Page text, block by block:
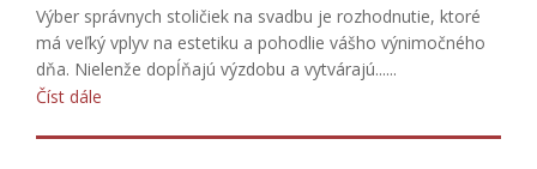
Výber správnych stoličiek na svadbu je rozhodnutie, ktoré
má veľký vplyv na estetiku a pohodlie vášho výnimočného
dňa. Nielenže dopĺňajú výzdobu a vytvárajú......
Číst dále